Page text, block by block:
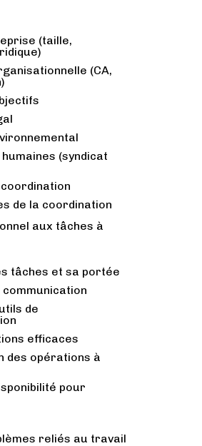
(taille,
(CA,
(syndicat
de la coordination
aux tâches à
tâches et sa portée
communication
de
efficaces
des opérations à
pour
reliés au travail